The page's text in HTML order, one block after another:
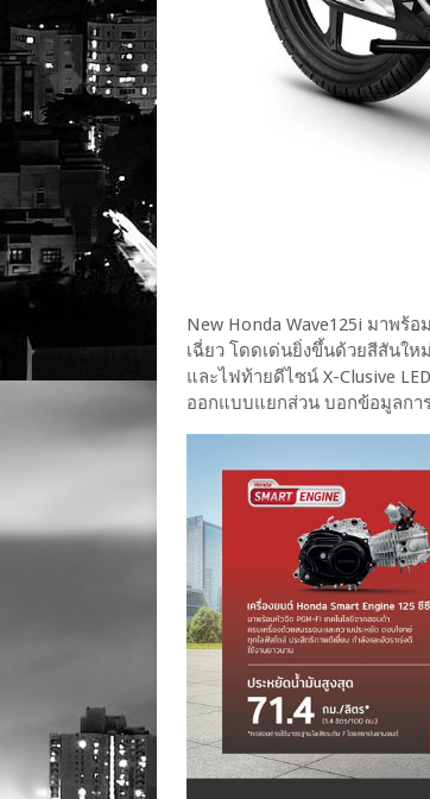
New Honda Wave125i มาพร้อ
เฉี่ยว โดดเด่นยิ่งขึ้นด้วยสีสันใ
และไฟท้ายดีไซน์ X-Clusive
ออกแบบแยกส่วน บอกข้อมูลก